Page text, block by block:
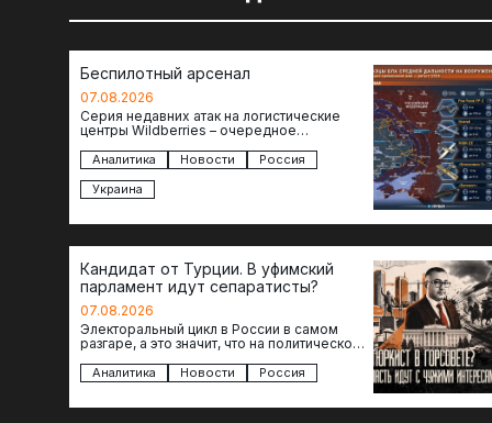
Беспилотный арсенал
07.08.2026
Серия недавних атак на логистические
центры Wildberries – очередное
российского тыла. И суть здесь даже не…
Аналитика Новости
Россия
Украина
Кандидат от Турции. В уфимский
парламент идут сепаратисты?
07.08.2026
Электоральный цикл в России в самом
разгаре, а это значит, что на политическое
сомнительной репутацией….
Аналитика Новости Россия